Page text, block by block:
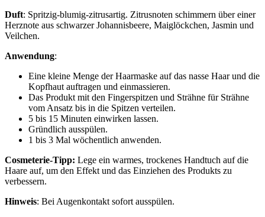
Duft: Spritzig-blumig-zitrusartig. Zitrusnoten schimmern über einer
Herznote aus schwarzer Johannisbeere, Maiglöckchen, Jasmin und
Veilchen.
Anwendung:
Eine kleine Menge der Haarmaske auf das nasse Haar und die
Kopfhaut auftragen und einmassieren.
Das Produkt mit den Fingerspitzen und Strähne für Strähne
vom Ansatz bis in die Spitzen verteilen.
5 bis 15 Minuten einwirken lassen.
Gründlich ausspülen.
1 bis 3 Mal wöchentlich anwenden.
Cosmeterie-Tipp: Lege ein warmes, trockenes Handtuch auf die
Haare auf, um den Effekt und das Einziehen des Produkts zu
verbessern.
Hinweis: Bei Augenkontakt sofort ausspülen.